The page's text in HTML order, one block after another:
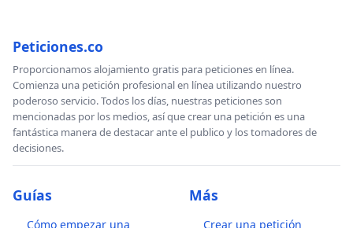
Peticiones.co
Proporcionamos alojamiento gratis para peticiones en línea.
Comienza una petición profesional en línea utilizando nuestro
poderoso servicio. Todos los días, nuestras peticiones son
mencionadas por los medios, así que crear una petición es una
fantástica manera de destacar ante el publico y los tomadores de
decisiones.
Guías
Cómo empezar una
Más
Crear una petición